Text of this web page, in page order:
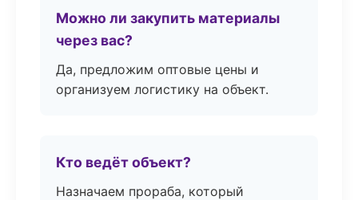
Можно ли закупить материалы
через вас?
Да, предложим оптовые цены и
организуем логистику на объект.
Кто ведёт объект?
Назначаем прораба, который